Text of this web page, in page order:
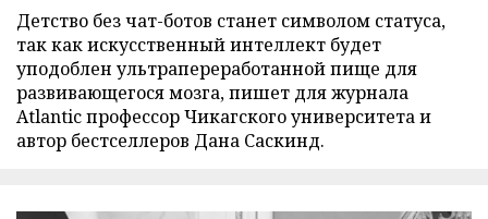
Детство без чат-ботов станет символом статуса,
так как искусственный интеллект будет
уподоблен ультрапереработанной пище для
развивающегося мозга, пишет для журнала
Atlantic профессор Чикагского университета и
автор бестселлеров Дана Саскинд.